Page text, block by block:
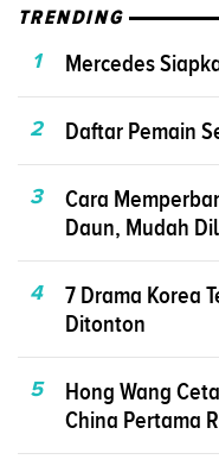
TRENDING
1
Mercedes
2 Daftar Pemain
3
Cara
Daun, Mudah
4
7 Drama Korea
Ditonton
5
Hong Wang
China Pertama